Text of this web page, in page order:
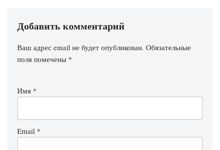
Добавить комментарий
Ваш адрес email не будет опубликован. Обязательные
поля помечены *
Имя *
Email *